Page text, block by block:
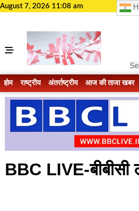
August 7, 2026 11:08 am
होम राष्ट्रीय अंतर्राष्ट्रीय आज की ताजा खबर
BBC LIVE-बीबीसी